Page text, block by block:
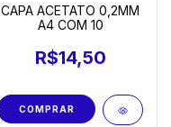
CAPA ACETATO 0,2MM
A4 COM 10
R$14,50